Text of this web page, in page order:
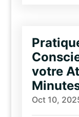
votre
Oct 10,